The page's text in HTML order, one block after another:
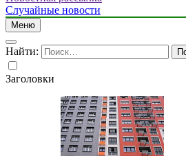
Случайные новости
Меню
Найти:
Заголовки